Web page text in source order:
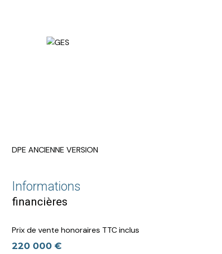
DPE ANCIENNE VERSION
Informations
financières
Prix de vente honoraires TTC inclus
220 000 €